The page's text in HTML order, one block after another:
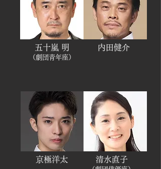
五十嵐 明
（劇団青年座）​
内田健介
京極洋太 清水直子